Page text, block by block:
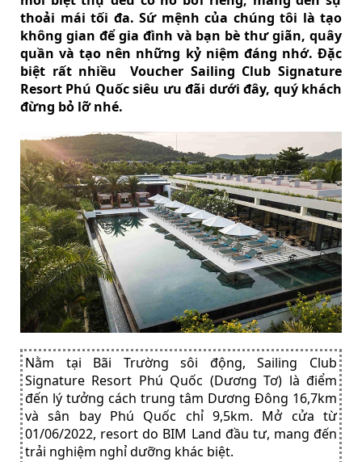
thoải mái tối đa. Sứ mệnh của chúng tôi là tạo
không gian để gia đình và bạn bè thư giãn, quây
quần và tạo nên những kỷ niệm đáng nhớ. Đặc
biệt rất nhiều Voucher Sailing Club Signature
Resort Phú Quốc siêu ưu đãi dưới đây, quý khách
đừng bỏ lỡ nhé.
Nằm tại Bãi Trường sôi động, Sailing Club
Signature Resort Phú Quốc (Dương Tơ) là điểm
đến lý tưởng cách trung tâm Dương Đông 16,7km
và sân bay Phú Quốc chỉ 9,5km. Mở cửa từ
01/06/2022, resort do BIM Land đầu tư, mang đến
trải nghiệm nghỉ dưỡng khác biệt.